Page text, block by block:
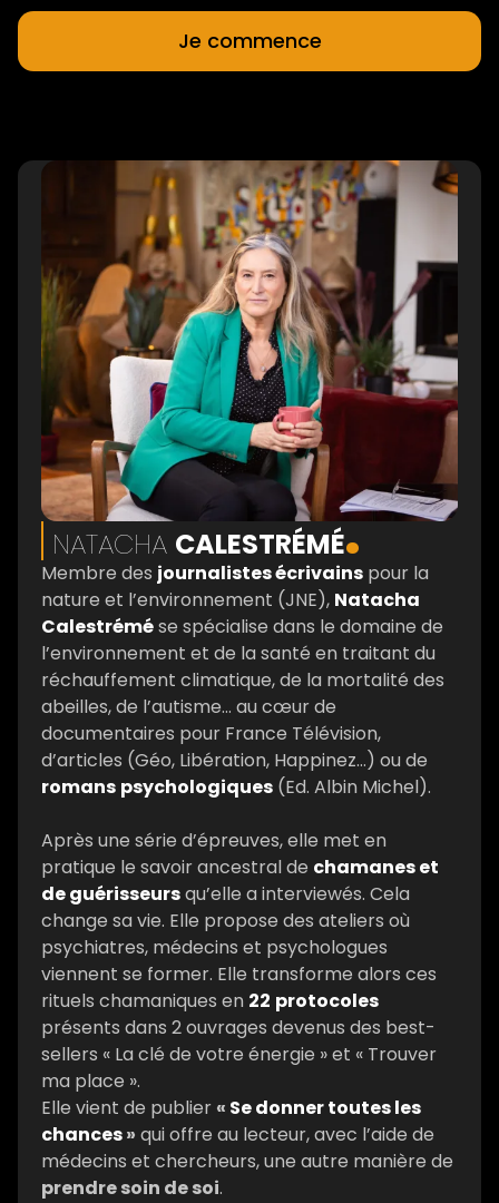
Je commence
NATACHA CALESTRÉMÉ.
Membre des journalistes écrivains pour la
nature et l’environnement (JNE), Natacha
Calestrémése spécialise dans le domaine de
l’environnement et de la santé en traitant du
réchauffement climatique, de la mortalité des
abeilles, de l’autisme… au cœur de
documentaires pour France Télévision,
d’articles (Géo, Libération, Happinez…) ou de
romans psychologiques (Ed. Albin Michel).
Après une série d’épreuves, elle met en
pratique le savoir ancestral de chamanes et
de guérisseursqu’elle a interviewés. Cela
change sa vie. Elle propose des ateliers où
psychiatres, médecins et psychologues
viennent se former. Elle transforme alors ces
rituels chamaniques en 22 protocoles
présents dans 2 ouvrages devenus des best-
sellers « La clé de votre énergie » et « Trouver
ma place ».
Elle vient de publier « Se donner toutes les
chances» qui offre au lecteur, avec l’aide de
médecins et chercheurs, une autre manière de
prendre soin de soi.